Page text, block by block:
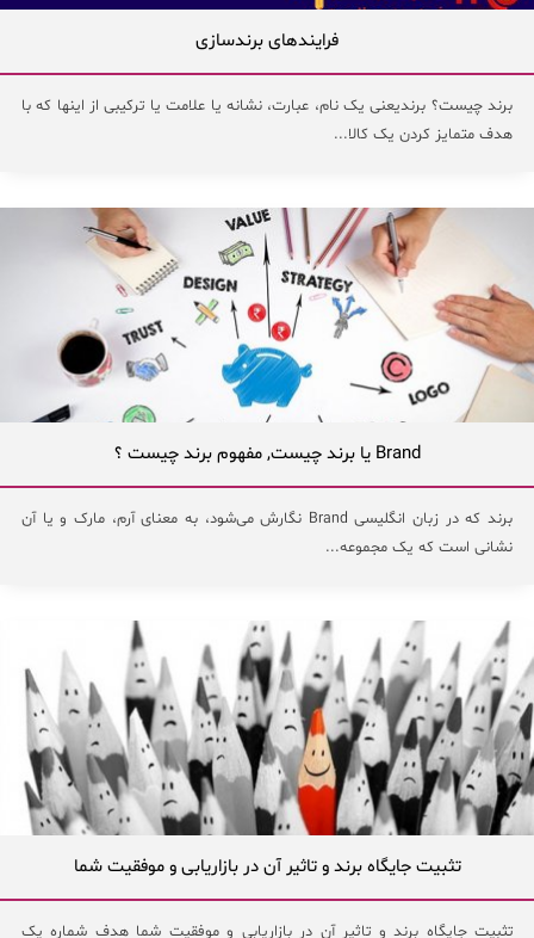
فرایندهای برندسازی
برند چیست؟ برندیعنی یک نام، عبارت، نشانه یا علامت یا ترکیبی از اینها که با
هدف متمایز کردن یک کالا...
Brand یا برند چیست, مفهوم برند چیست ؟
برند که در زبان انگلیسی Brand نگارش می‌شود، به معنای آرم، مارک و یا آن
نشانی است که یک مجموعه...
تثبیت جایگاه برند و تاثیر آن در بازاریابی و موفقیت شما
تثبیت جایگاه برند و تاثیر آن در بازاریابی و موفقیت شما هدف شماره یک